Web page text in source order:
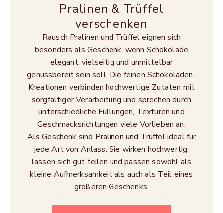
Pralinen & Trüffel
verschenken
Rausch Pralinen und Trüffel eignen sich
besonders als Geschenk, wenn Schokolade
elegant, vielseitig und unmittelbar
genussbereit sein soll. Die feinen Schokoladen-
Kreationen verbinden hochwertige Zutaten mit
sorgfältiger Verarbeitung und sprechen durch
unterschiedliche Füllungen, Texturen und
Geschmacksrichtungen viele Vorlieben an.
Als Geschenk sind Pralinen und Trüffel ideal für
jede Art von Anlass. Sie wirken hochwertig,
lassen sich gut teilen und passen sowohl als
kleine Aufmerksamkeit als auch als Teil eines
größeren Geschenks.